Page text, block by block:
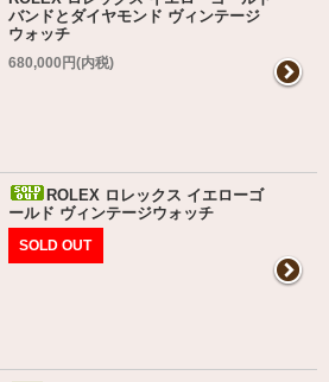
バンドとダイヤモンド ヴィンテージ
ウォッチ
680,000円(内税)
ROLEX ロレックス イエローゴ
ールド ヴィンテージウォッチ
SOLD OUT